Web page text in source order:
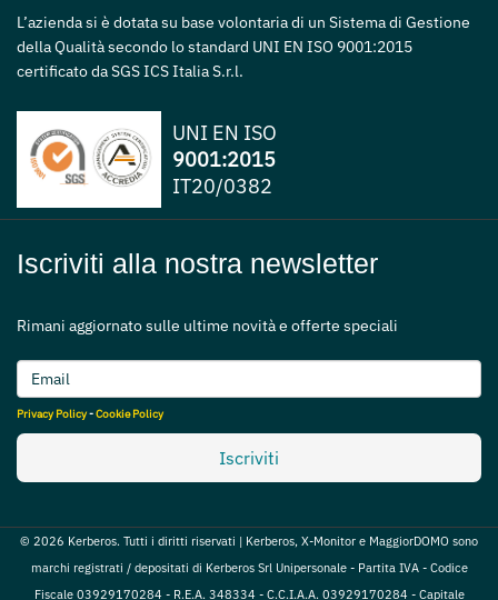
L’azienda si è dotata su base volontaria di un Sistema di Gestione
della Qualità secondo lo standard UNI EN ISO 9001:2015
certificato da SGS ICS Italia S.r.l.
UNI EN ISO
9001:2015
IT20/0382
Iscriviti alla nostra newsletter
Rimani aggiornato sulle ultime novità e offerte speciali
Privacy Policy-Cookie Policy
Iscriviti
© 2026 Kerberos. Tutti i diritti riservati | Kerberos, X-Monitor e MaggiorDOMO sono
marchi registrati / depositati di Kerberos Srl Unipersonale - Partita IVA - Codice
Fiscale 03929170284 - R.E.A. 348334 - C.C.I.A.A. 03929170284 - Capitale